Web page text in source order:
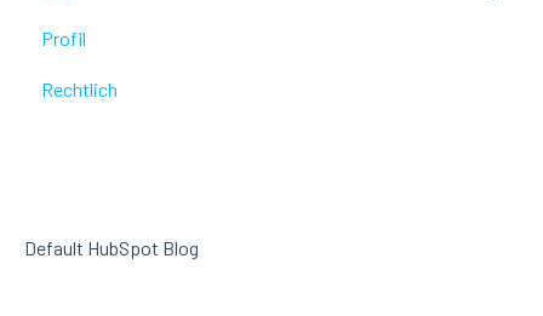
Problembehebung
Profil
Rechtlich
Default HubSpot Blog